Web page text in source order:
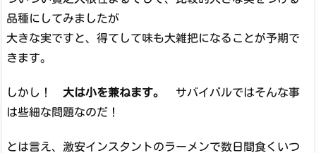
品種にしてみましたが
大きな実ですと、得てして味も大雑把になることが予期で
きます。
しかし！ 大は小を兼ねます。
サバイバルではそんな事
は些細な問題なのだ！
とは言え、激安インスタントのラーメンで数日間食くいつ